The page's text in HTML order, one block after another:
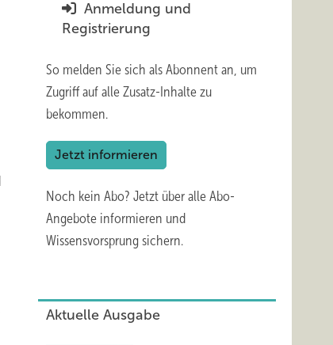
Anmeldung und
Registrierung
So melden Sie sich als Abonnent an, um
Zugriff auf alle Zusatz-Inhalte zu
bekommen.
Jetzt informieren
Noch kein Abo? Jetzt über alle Abo-
Angebote informieren und
Wissensvorsprung sichern.
Aktuelle Ausgabe